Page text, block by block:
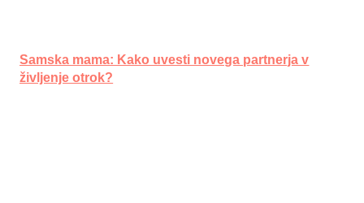
Samska mama: Kako uvesti novega partnerja v
življenje otrok?